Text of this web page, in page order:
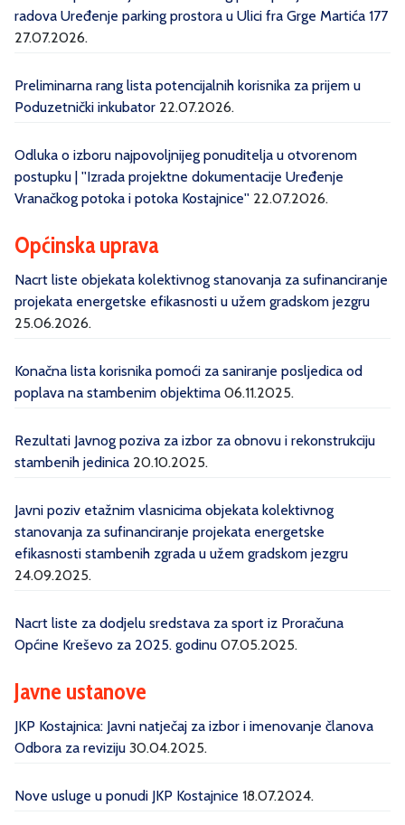
radova Uređenje parking prostora u Ulici fra Grge Martića 177
27.07.2026.
Preliminarna rang lista potencijalnih korisnika za prijem u
Poduzetnički inkubator 22.07.2026.
Odluka o izboru najpovoljnijeg ponuditelja u otvorenom
postupku | ''Izrada projektne dokumentacije Uređenje
Vranačkog potoka i potoka Kostajnice'' 22.07.2026.
Općinska uprava
Nacrt liste objekata kolektivnog stanovanja za sufinanciranje
projekata energetske efikasnosti u užem gradskom jezgru
25.06.2026.
Konačna lista korisnika pomoći za saniranje posljedica od
poplava na stambenim objektima 06.11.2025.
Rezultati Javnog poziva za izbor za obnovu i rekonstrukciju
stambenih jedinica 20.10.2025.
Javni poziv etažnim vlasnicima objekata kolektivnog
stanovanja za sufinanciranje projekata energetske
efikasnosti stambenih zgrada u užem gradskom jezgru
24.09.2025.
Nacrt liste za dodjelu sredstava za sport iz Proračuna
Općine Kreševo za 2025. godinu 07.05.2025.
Javne ustanove
JKP Kostajnica: Javni natječaj za izbor i imenovanje članova
Odbora za reviziju 30.04.2025.
Nove usluge u ponudi JKP Kostajnice 18.07.2024.